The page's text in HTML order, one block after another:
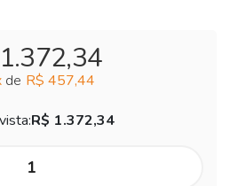
de R$ 457,44
R$ 1.372,34